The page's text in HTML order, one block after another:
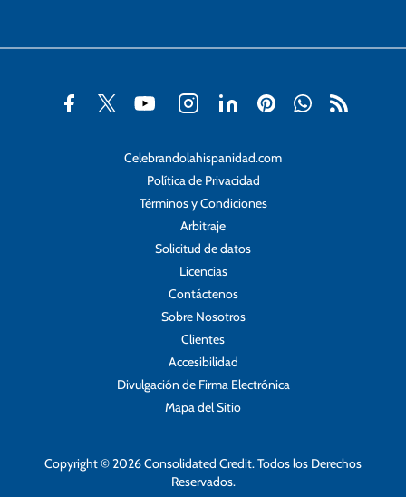
Celebrandolahispanidad.com
Política de Privacidad
Términos y Condiciones
Arbitraje
Solicitud de datos
Licencias
Contáctenos
Sobre Nosotros
Clientes
Accesibilidad
Divulgación de Firma Electrónica
Mapa del Sitio
Copyright © 2026 Consolidated Credit. Todos los Derechos
Reservados.